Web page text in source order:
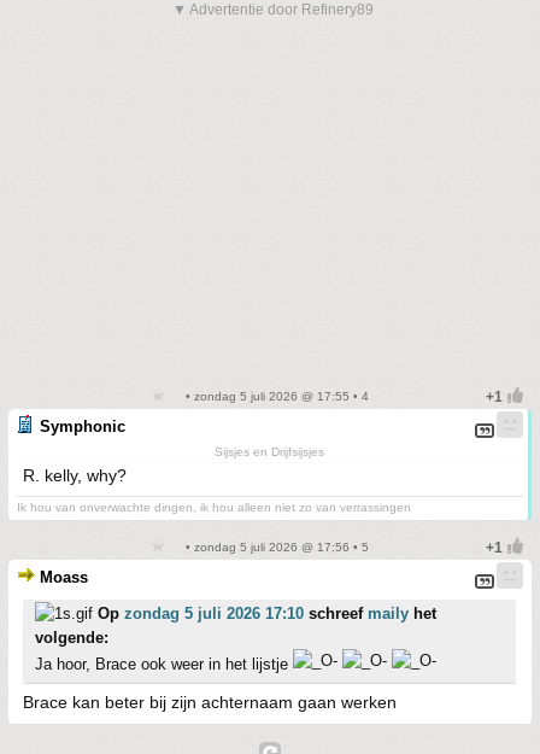
▼ Advertentie door Refinery89
• zondag 5 juli 2026 @ 17:55 • 4
Symphonic
Sijsjes en Drijfsijsjes
R. kelly, why?
Ik hou van onverwachte dingen, ik hou alleen niet zo van verrassingen
• zondag 5 juli 2026 @ 17:56 • 5
Moass
Op zondag 5 juli 2026 17:10 schreef maily het
volgende:
Ja hoor, Brace ook weer in het lijstje
Brace kan beter bij zijn achternaam gaan werken